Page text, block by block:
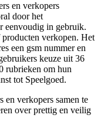
en verkopers
door het
eenvoudig in gebruik.
producten verkopen. Het
een gsm nummer en
keuze uit 36
rubrieken om hun
tot Speelgoed.
en verkopers samen te
over prettig en veilig